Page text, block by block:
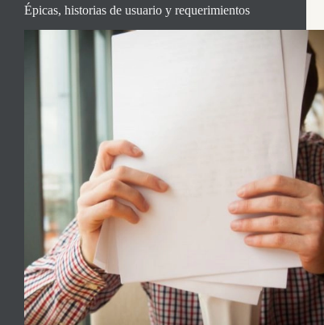
Épicas, historias de usuario y requerimientos